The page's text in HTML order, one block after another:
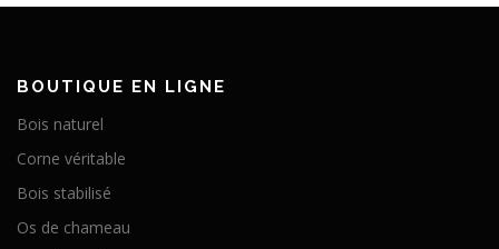
BOUTIQUE EN LIGNE
Bois naturel
Corne véritable
Bois stabilisé
Os de chameau